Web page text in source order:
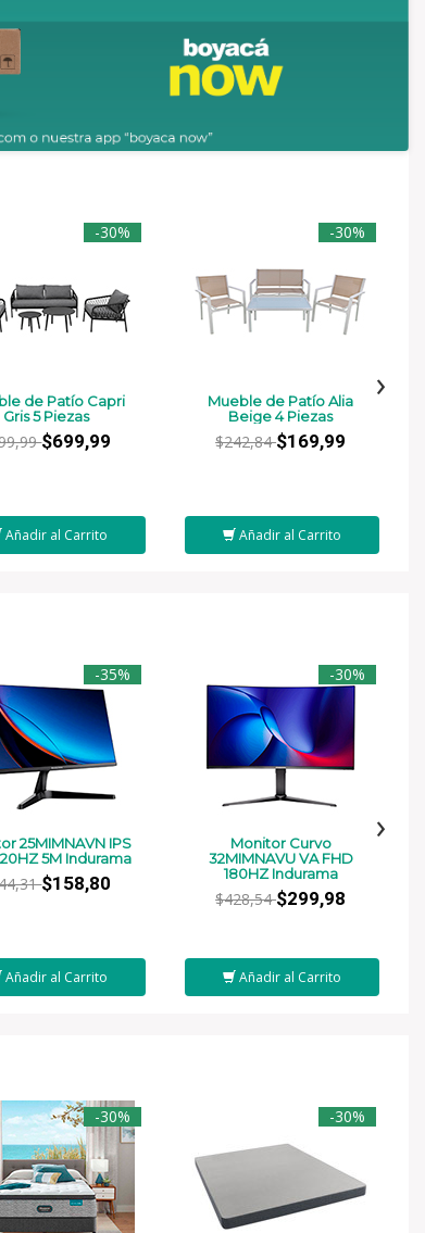
-30%
de Patío Capri
Gris 5 Piezas
$699,99
Añadir al Carrito
-30%
Mueble de Patío Alia
Beige 4 Piezas
$242,84$169,99
Añadir al Carrito
›
-35%
25MIMNAVN IPS
5M Indurama
$158,80
Añadir al Carrito
-30%
Monitor Curvo
32MIMNAVU VA FHD
180HZ Indurama
$428,54$299,98
Añadir al Carrito
›
-30% -30%